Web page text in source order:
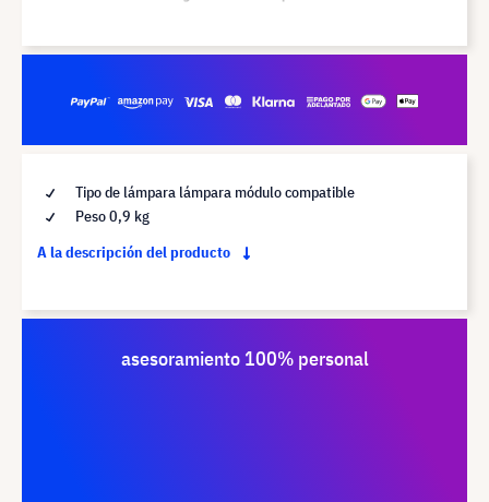
Tipo de lámpara lámpara módulo compatible
Peso 0,9 kg
A la descripción del producto
asesoramiento 100% personal